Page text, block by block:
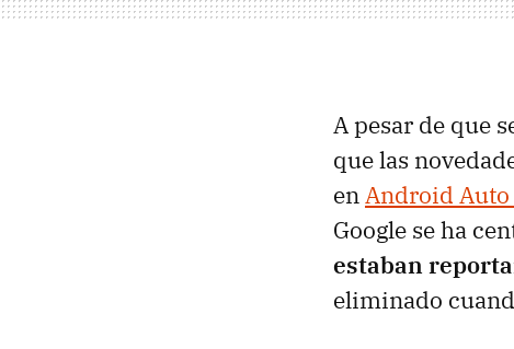
A pesar de que
que las
enAndroid
Google se ha
estaban
eliminado